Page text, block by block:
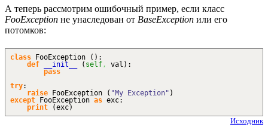
А теперь рассмотрим ошибочный пример, если класс
FooException не унаследован от BaseException или его
потомков:
class FooException ( ) :
def
__init__ ( self, val ) :
pass
try:
raise FooException ( "My Exception" )
except FooException as exc:
print
(exc)
Исходник